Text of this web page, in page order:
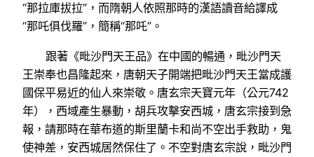
“那拉庫拔拉”，而隋朝人依照那時的漢語讀音給譯成
“那吒俱伐羅”，簡稱“那吒”。
跟著《毗沙門天王品》在中國的暢通，毗沙門天
王崇奉也昌隆起來，唐朝天子開端把毗沙門天王當成護
國保平易近的仙人來崇敬。唐玄宗天寶元年（公元742
年），西域產生暴動，胡兵攻擊安西城，唐玄宗接到急
報，請那時在華布道的斯里蘭卡和尚不空出手救助，鬼
使神差，安西城居然保住了。不空對唐玄宗說，毗沙門